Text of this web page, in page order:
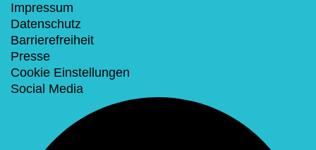
Impressum
Datenschutz
Barrierefreiheit
Presse
Cookie Einstellungen
Social Media